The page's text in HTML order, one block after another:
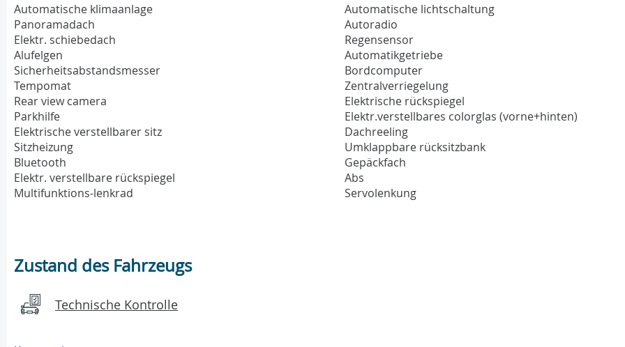
Automatische klimaanlage
Panoramadach
Elektr. schiebedach
Alufelgen
Sicherheitsabstandsmesser
Tempomat
Rear view camera
Parkhilfe
Elektrische verstellbarer sitz
Sitzheizung
Bluetooth
Elektr. verstellbare rückspiegel
Multifunktions-lenkrad
Automatische lichtschaltung
Autoradio
Regensensor
Automatikgetriebe
Bordcomputer
Zentralverriegelung
Elektrische rückspiegel
Elektr.verstellbares colorglas (vorne+hinten)
Dachreeling
Umklappbare rücksitzbank
Gepäckfach
Abs
Servolenkung
Zustand des Fahrzeugs
Technische Kontrolle